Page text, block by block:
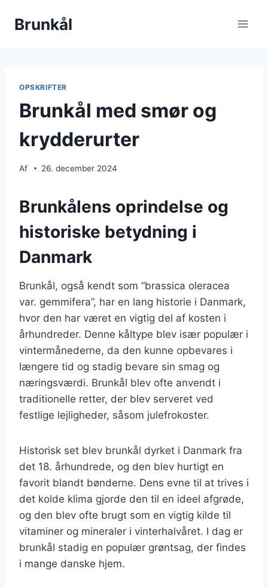
Brunkål
OPSKRIFTER
Brunkål med smør og
krydderurter
Af 26. december 2024
Brunkålens oprindelse og
historiske betydning i
Danmark
Brunkål, også kendt som “brassica oleracea
var. gemmifera”, har en lang historie i Danmark,
hvor den har været en vigtig del af kosten i
århundreder. Denne kåltype blev især populær i
vintermånederne, da den kunne opbevares i
længere tid og stadig bevare sin smag og
næringsværdi. Brunkål blev ofte anvendt i
traditionelle retter, der blev serveret ved
festlige lejligheder, såsom julefrokoster.
Historisk set blev brunkål dyrket i Danmark fra
det 18. århundrede, og den blev hurtigt en
favorit blandt bønderne. Dens evne til at trives i
det kolde klima gjorde den til en ideel afgrøde,
og den blev ofte brugt som en vigtig kilde til
vitaminer og mineraler i vinterhalvåret. I dag er
brunkål stadig en populær grøntsag, der findes
i mange danske hjem.